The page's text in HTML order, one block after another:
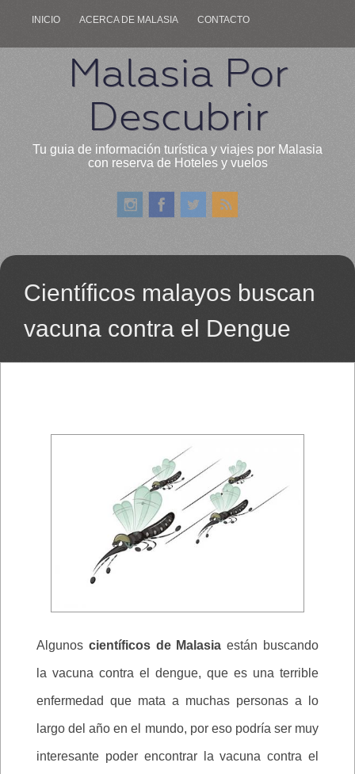
INICIO ACERCA DE MALASIA CONTACTO
Malasia Por
Descubrir
Tu guia de información turística y viajes por Malasia
con reserva de Hoteles y vuelos
Científicos malayos buscan
vacuna contra el Dengue
Algunos científicos de Malasiaestán buscando
la vacuna contra el dengue, que es una terrible
enfermedad que mata a muchas personas a lo
largo del año en el mundo, por eso podría ser muy
interesante poder encontrar la vacuna contra el